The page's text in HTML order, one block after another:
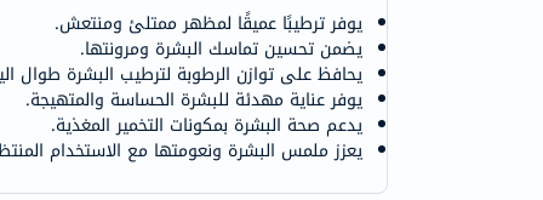
يوفر ترطيبًا عميقًا لمظهر ممتلئ ومنتعش.
يضمن تحسين تماسك البشرة ومرونتها.
يحافظ على توازن الرطوبة لترطيب البشرة طوال
يوفر عناية مهدئة للبشرة الحساسة والمتهيجة.
يدعم صحة البشرة بمكونات التخمير المغذية.
يعزز ملمس البشرة ونعومتها مع الاستخدام